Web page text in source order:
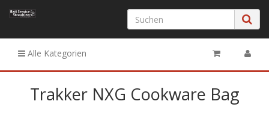
Alle Kategorien
Trakker NXG Cookware Bag